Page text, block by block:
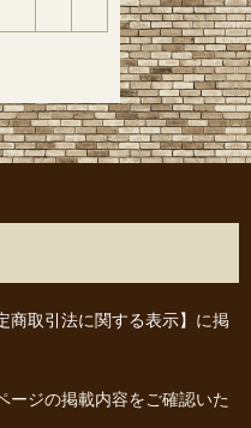
商取引法に関する表示】 に掲
ージの掲載内容をご確認いた